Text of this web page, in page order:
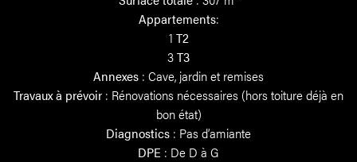
Appartements:
1 T2
3T3
Annexes : Cave, jardin et remises
Travaux à prévoir : Rénovations nécessaires (hors toiture déjà en
bon état)
Diagnostics : Pas d’amiante
DPE : De D à G